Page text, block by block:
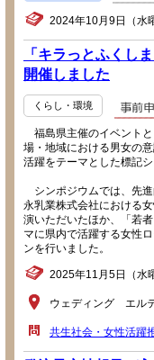
2024年10月9日（水
「キラっとふくし
開催しました
くらし・環境
福島県主催のイベント
場・地域における男女の
活躍をテーマとした標記
シンポジウムでは、先
永乳業株式会社における
演いただいたほか、「若
マに県内で活躍する女性
ンを行いました。
2025年11月5日（水
ウェディング エル
共生社会・女性活躍